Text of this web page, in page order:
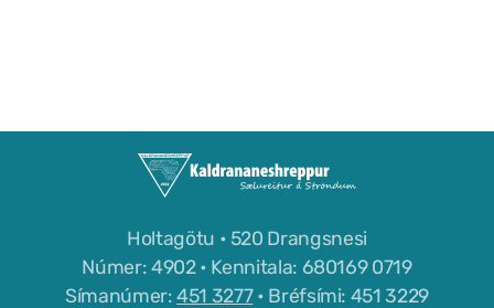
Holtagötu • 520 Drangsnesi
Númer: 4902 • Kennitala: 680169 0719
Símanúmer:451 3277• Bréfsími: 451 3229
Hafnir í Kaldrananeshreppi
Fiskvinnslan Drangur
Útgerðarfélagið Skúli
Félög í Kaldrananeshreppi